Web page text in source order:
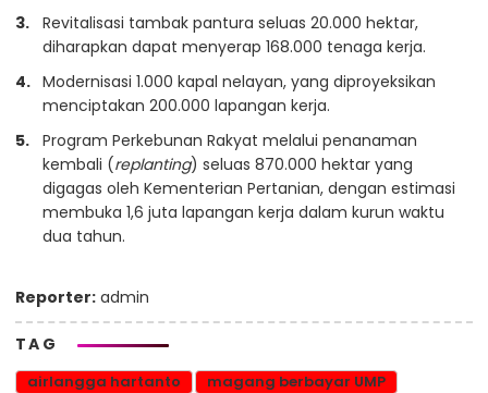
Revitalisasi tambak pantura seluas 20.000 hektar,
diharapkan dapat menyerap 168.000 tenaga kerja.
Modernisasi 1.000 kapal nelayan, yang diproyeksikan
menciptakan 200.000 lapangan kerja.
Program Perkebunan Rakyat melalui penanaman
kembali (replanting) seluas 870.000 hektar yang
digagas oleh Kementerian Pertanian, dengan estimasi
membuka 1,6 juta lapangan kerja dalam kurun waktu
dua tahun.
Reporter: admin
TAG
airlangga hartanto
magang berbayar UMP